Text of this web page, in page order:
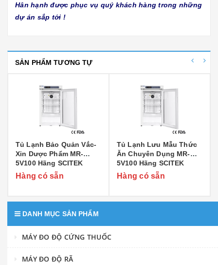
Hân hạnh được phục vụ quý khách hàng trong những
dự án sắp tới !
SẢN PHẨM TƯƠNG TỰ
Tủ Lạnh Bảo Quản Vắc-
Xin Dược Phẩm MR-
5V100 Hãng SCITEK
Hàng có sẵn
Tủ Lạnh Lưu Mẫu Thức
Ăn Chuyên Dụng MR-
5V100 Hãng SCITEK
Hàng có sẵn
DANH MỤC SẢN PHẨM
MÁY ĐO ĐỘ CỨNG THUỐC
MÁY ĐO ĐỘ RÃ